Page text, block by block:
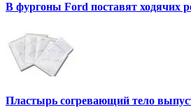
В фургоны Ford поставят ходячих
Пластырь согревающий тело